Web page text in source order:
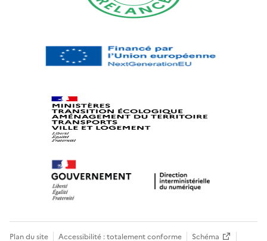
Plan du site Accessibilité : totalement conforme Schéma